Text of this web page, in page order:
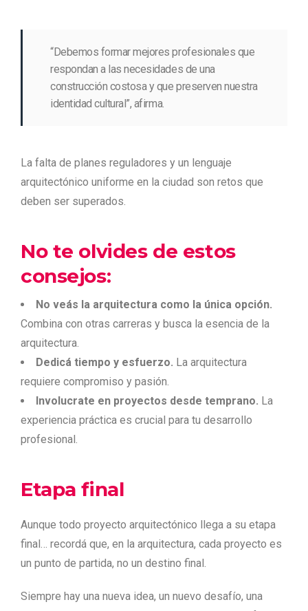
“Debemos formar mejores profesionales que
respondan a las necesidades de una
construcción costosa y que preserven nuestra
identidad cultural”, afirma.
La falta de planes reguladores y un lenguaje
arquitectónico uniforme en la ciudad son retos que
deben ser superados.
No te olvidesde estos
consejos:
No veás la arquitectura como la única opción.
Combina con otras carreras y busca la esencia de la
arquitectura.
Dedicá tiempo y esfuerzo. La arquitectura
requiere compromiso y pasión.
Involucrate en proyectos desde temprano. La
experiencia práctica es crucial para tu desarrollo
profesional.
Etapa final
Aunque todo proyecto arquitectónico llega a su etapa
final… recordá que, en la arquitectura, cada proyecto es
un punto de partida, no un destino final.
Siempre hay una nueva idea, un nuevo desafío, una